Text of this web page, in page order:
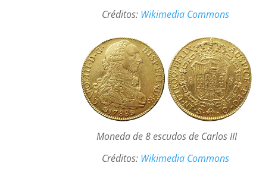
Créditos: Wikimedia Commons
Moneda de 8 escudos de Carlos III
Créditos: Wikimedia Commons